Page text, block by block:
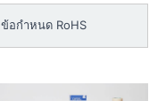
ข้อกำหนด RoHS